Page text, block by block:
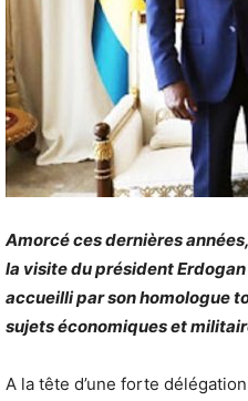
Amorcé ces dernières
la visite du président
accueilli par son homologue
sujets économiques et
A la tête d’une forte